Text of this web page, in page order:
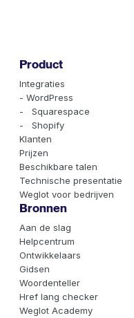
Product
Integraties
- WordPress
- Squarespace
- Shopify
Klanten
Prijzen
Beschikbare talen
Technische presentatie
Weglot voor bedrijven
Bronnen
Aan de slag
Helpcentrum
Ontwikkelaars
Gidsen
Woordenteller
Href lang checker
Weglot Academy